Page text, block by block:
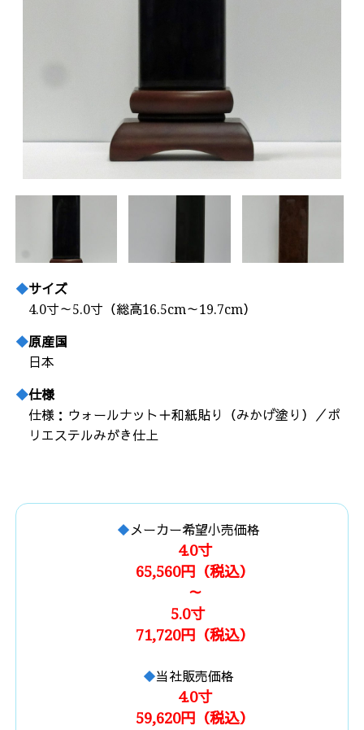
サイズ
4.0寸～5.0寸（総高16.5cm～19.7cm）
原産国
日本
仕様
仕様：ウォールナット＋和紙貼り（みかげ塗り）／ポ
リエステルみがき仕上
メーカー希望小売価格
4.0寸
65,560円（税込）
～
5.0寸
71,720円（税込）
当社販売価格
4.0寸
59,620円（税込）